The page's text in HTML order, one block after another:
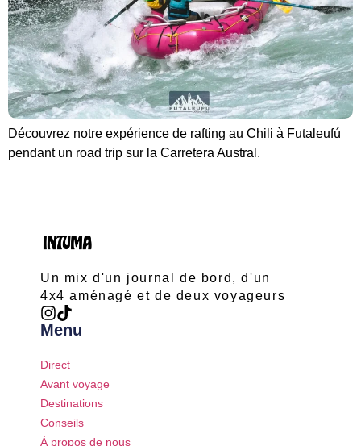
Découvrez notre expérience de rafting au Chili à Futaleufú
pendant un road trip sur la Carretera Austral.
Un mix d'un journal de bord, d'un
4x4 aménagé et de deux voyageurs
Menu
Direct
Avant voyage
Destinations
Conseils
À propos de nous